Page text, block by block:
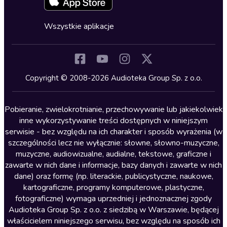
Kryminały
Lektury szkolne
Literatura anglojęzyczna
Literatura faktu
Literatura obyczajowa
Literatura piękna obca
Literatura piękna polska
Nagrania relaksacyjne
Nauka języków
Cykle audiobooków
Wszystkie aplikacje
Copyright © 2008-2026 Audioteka Group Sp. z o.o.
Pobieranie, zwielokrotnianie, przechowywanie lub jakiekolwiek
inne wykorzystywanie treści dostępnych w niniejszym
serwisie - bez względu na ich charakter i sposób wyrażenia (w
szczególności lecz nie wyłącznie: słowne, słowno-muzyczne,
muzyczne, audiowizualne, audialne, tekstowe, graficzne i
zawarte w nich dane i informacje, bazy danych i zawarte w nich
dane) oraz formę (np. literackie, publicystyczne, naukowe,
kartograficzne, programy komputerowe, plastyczne,
fotograficzne) wymaga uprzedniej i jednoznacznej zgody
Audioteka Group Sp. z o.o. z siedzibą w Warszawie, będącej
właścicielem niniejszego serwisu, bez względu na sposób ich